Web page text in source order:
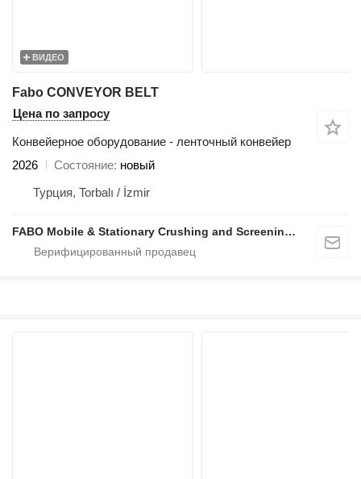
ВИДЕО
Fabo CONVEYOR BELT
Цена по запросу
Конвейерное оборудование - ленточный конвейер
2026
Состояние новый
Турция, Torbalı / İzmir
FABO Mobile & Stationary Crushing and Screening Plants | Concrete Batching Plants Manufacturer